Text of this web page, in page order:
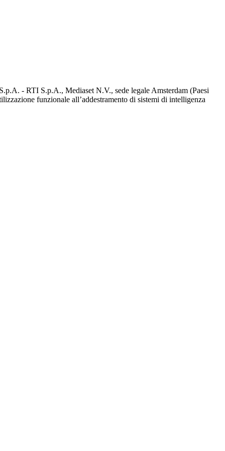
- RTI S.p.A., Mediaset N.V., sede legale Amsterdam (Paesi
funzionale all’addestramento di sistemi di intelligenza